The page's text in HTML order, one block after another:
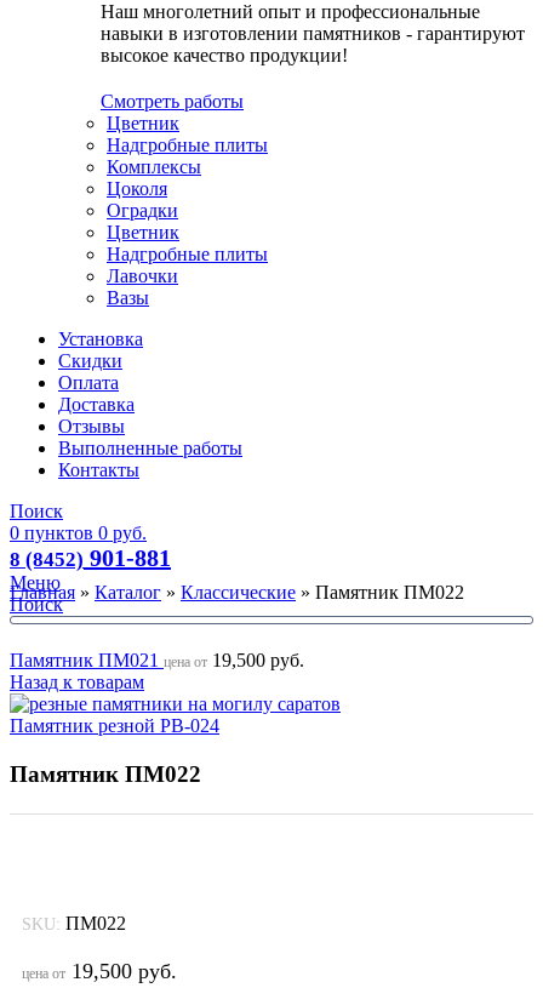
Наш многолетний опыт и профессиональные
навыки в изготовлении памятников - гарантируют
высокое качество продукции!
Смотреть работы
Цветник
Надгробные плиты
Комплексы
Цоколя
Оградки
Цветник
Надгробные плиты
Лавочки
Вазы
Установка
Скидки
Оплата
Доставка
Отзывы
Выполненные работы
Контакты
Поиск
0 пунктов 0 руб.
8 (8452) 901-881
Меню
Поиск
Главная » Каталог » Классические » Памятник ПМ022
Памятник ПМ021 цена от 19,500 руб.
Назад к товарам
Памятник резной РВ-024
Памятник ПМ022
SKU: ПМ022
цена от 19,500 руб.